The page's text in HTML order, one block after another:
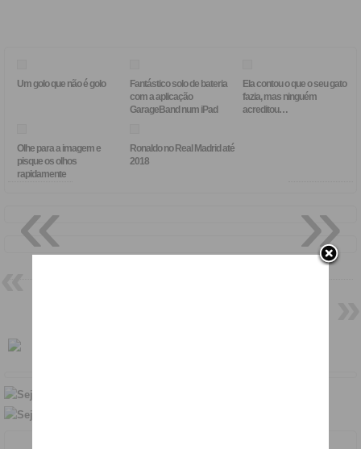
Um golo que não é golo
Fantástico solo de bateria
com a aplicação
GarageBand num iPad
Ela contou o que o seu gato
fazia, mas ninguém
acreditou…
Olhe para a imagem e
pisque os olhos
rapidamente
Ronaldo no Real Madrid até
2018
»
«